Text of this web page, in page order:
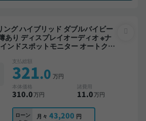
ング ハイブリッド ダブルバイビー
あり ディスプレイオーディオ ※ナ
ンドスポットモニター オートクル
支払総額
321.0 万円
本体価格
310.0万円
諸費用
11.0万円
ローン
月々 43,200 円